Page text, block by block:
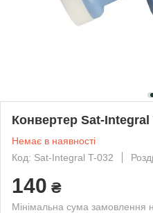
Конвертер Sat-Integral
Немає в наявності
Код: Sat-Integral T-032
140 ₴
Мінімальна сума замовлення